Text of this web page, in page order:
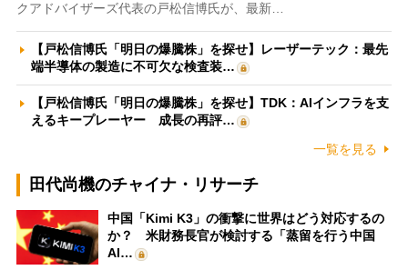
クアドバイザーズ代表の戸松信博氏が、最新…
【戸松信博氏「明日の爆騰株」を探せ】レーザーテック：最先
端半導体の製造に不可欠な検査装…
【戸松信博氏「明日の爆騰株」を探せ】TDK：AIインフラを支
えるキープレーヤー 成長の再評…
一覧を見る
田代尚機のチャイナ・リサーチ
中国「Kimi K3」の衝撃に世界はどう対応するの
か？ 米財務長官が検討する「蒸留を行う中国
AI…